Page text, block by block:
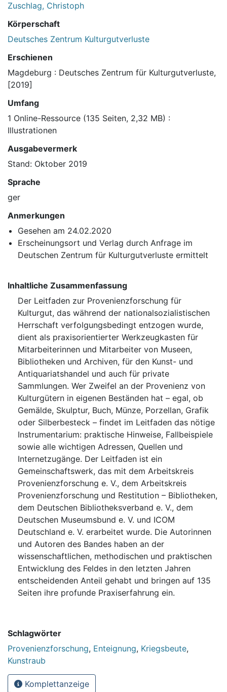
Zuschlag, Christoph
Körperschaft
Deutsches Zentrum Kulturgutverluste
Erschienen
Magdeburg : Deutsches Zentrum für Kulturgutverluste,
[2019]
Umfang
1 Online-Ressource (135 Seiten, 2,32 MB) :
Illustrationen
Ausgabevermerk
Stand: Oktober 2019
Sprache
ger
Anmerkungen
Gesehen am 24.02.2020
Erscheinungsort und Verlag durch Anfrage im
Deutschen Zentrum für Kulturgutverluste ermittelt
Inhaltliche Zusammenfassung
Der Leitfaden zur Provenienzforschung für
Kulturgut, das während der nationalsozialistischen
Herrschaft verfolgungsbedingt entzogen wurde,
dient als praxisorientierter Werkzeugkasten für
Mitarbeiterinnen und Mitarbeiter von Museen,
Bibliotheken und Archiven, für den Kunst- und
Antiquariatshandel und auch für private
Sammlungen. Wer Zweifel an der Provenienz von
Kulturgütern in eigenen Beständen hat – egal, ob
Gemälde, Skulptur, Buch, Münze, Porzellan, Grafik
oder Silberbesteck – findet im Leitfaden das nötige
Instrumentarium: praktische Hinweise, Fallbeispiele
sowie alle wichtigen Adressen, Quellen und
Internetzugänge. Der Leitfaden ist ein
Gemeinschaftswerk, das mit dem Arbeitskreis
Provenienzforschung e. V., dem Arbeitskreis
Provenienzforschung und Restitution – Bibliotheken,
dem Deutschen Bibliotheksverband e. V., dem
Deutschen Museumsbund e. V. und ICOM
Deutschland e. V. erarbeitet wurde. Die Autorinnen
und Autoren des Bandes haben an der
wissenschaftlichen, methodischen und praktischen
Entwicklung des Feldes in den letzten Jahren
entscheidenden Anteil gehabt und bringen auf 135
Seiten ihre profunde Praxiserfahrung ein.
Schlagwörter
Provenienzforschung, Enteignung, Kriegsbeute,
Kunstraub
Komplettanzeige